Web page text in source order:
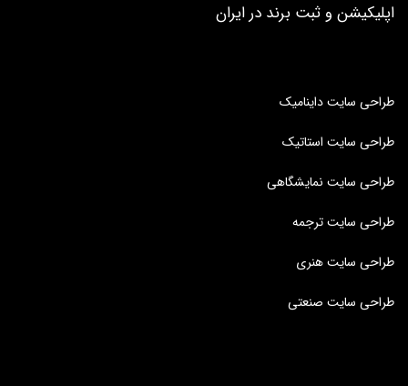
اپلیکیشن و ثبت برند در ایران
طراحی سایت داینامیک
طراحی سایت استاتیک
طراحی سایت نمایشگاهی
طراحی سایت ترجمه
طراحی سایت هنری
طراحی سایت صنعتی